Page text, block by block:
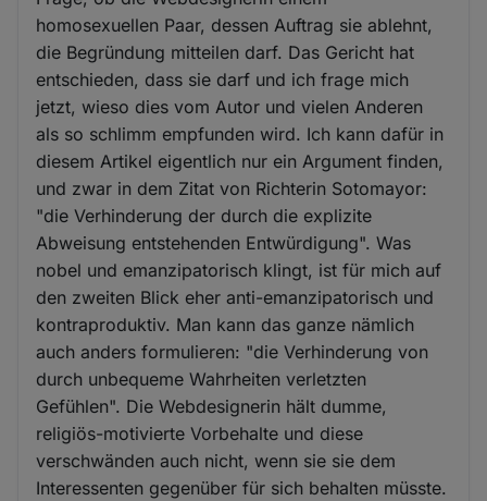
homosexuellen Paar, dessen Auftrag sie ablehnt,
die Begründung mitteilen darf. Das Gericht hat
entschieden, dass sie darf und ich frage mich
jetzt, wieso dies vom Autor und vielen Anderen
als so schlimm empfunden wird. Ich kann dafür in
diesem Artikel eigentlich nur ein Argument finden,
und zwar in dem Zitat von Richterin Sotomayor:
"die Verhinderung der durch die explizite
Abweisung entstehenden Entwürdigung". Was
nobel und emanzipatorisch klingt, ist für mich auf
den zweiten Blick eher anti-emanzipatorisch und
kontraproduktiv. Man kann das ganze nämlich
auch anders formulieren: "die Verhinderung von
durch unbequeme Wahrheiten verletzten
Gefühlen". Die Webdesignerin hält dumme,
religiös-motivierte Vorbehalte und diese
verschwänden auch nicht, wenn sie sie dem
Interessenten gegenüber für sich behalten müsste.